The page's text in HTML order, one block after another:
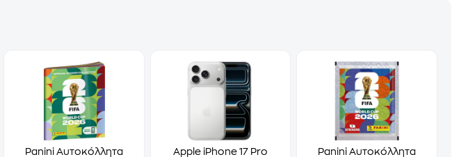
Panini Αυτοκόλλητα
Apple iPhone 17 Pro
Panini Αυτοκόλλητα